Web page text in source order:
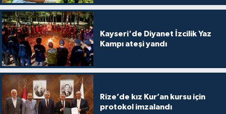
Kayseri'de Diyanet İzcilik Yaz
Kampı ateşi yandı
Rize’de kız Kur’an kursu için
protokol imzalandı
Gümüşhane Müftülüğü
Hakkari Müftülüğü
Hatay Müftülüğü
Iğdır Müftülüğü